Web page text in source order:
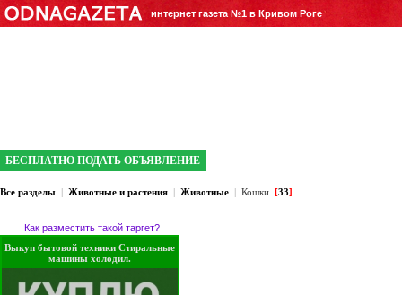
интернет газета №1 в Кривом Роге
БЕСПЛАТНО ПОДАТЬ ОБЪЯВЛЕНИЕ
Все разделы | Животные и растения | Животные | Кошки [33]
Как разместить такой таргет?
Выкуп бытовой техники Стиральные
машины холодил.